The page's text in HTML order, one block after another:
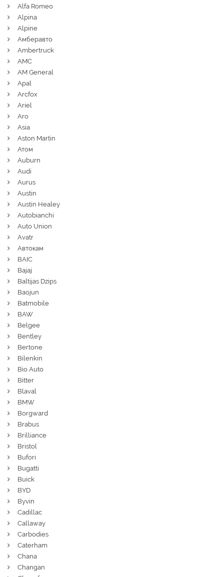
Alfa Romeo
Alpina
Alpine
Амберавто
Ambertruck
AMC
AM General
Apal
Arcfox
Ariel
Aro
Asia
Aston Martin
Атом
Auburn
Audi
Aurus
Austin
Austin Healey
Autobianchi
Auto Union
Avatr
Автокам
BAIC
Bajaj
Baltijas Dzips
Baojun
Batmobile
BAW
Belgee
Bentley
Bertone
Bilenkin
Bio Auto
Bitter
Blaval
BMW
Borgward
Brabus
Brilliance
Bristol
Bufori
Bugatti
Buick
BYD
Byvin
Cadillac
Callaway
Carbodies
Caterham
Chana
Changan